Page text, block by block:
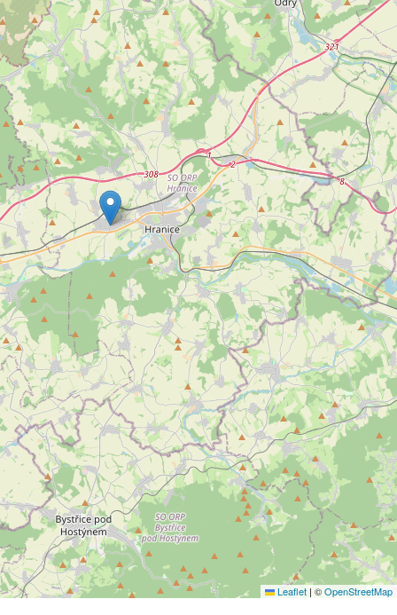
Leaflet | ©OpenStreetMap